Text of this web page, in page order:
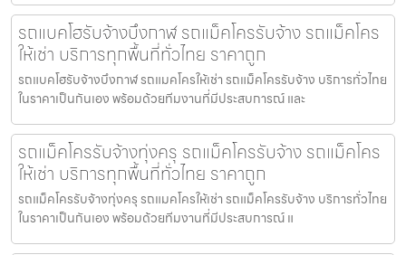
รถแบคโฮรับจ้างบึงกาฬ รถแม็คโครรับจ้าง รถแม็คโคร
ให้เช่า บริการทุกพื้นที่ทั่วไทย ราคาถูก
รถแบคโฮรับจ้างบึงกาฬ รถแมคโครให้เช่า รถแม็คโครรับจ้าง บริการทั่วไทย
ในราคาเป็นกันเอง พร้อมด้วยทีมงานที่มีประสบการณ์ และ
รถแม็คโครรับจ้างทุ่งครุ รถแม็คโครรับจ้าง รถแม็คโคร
ให้เช่า บริการทุกพื้นที่ทั่วไทย ราคาถูก
รถแม็คโครรับจ้างทุ่งครุ รถแมคโครให้เช่า รถแม็คโครรับจ้าง บริการทั่วไทย
ในราคาเป็นกันเอง พร้อมด้วยทีมงานที่มีประสบการณ์ แ